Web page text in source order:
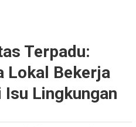
Terpadu:
Lokal Bekerja
Lingkungan